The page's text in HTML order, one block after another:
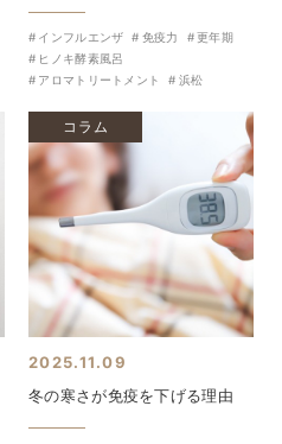
インフルエンザ 免疫力
更年期
ヒノキ酵素風呂
アロマトリートメント
浜松
コラム
2025.11.09
冬の寒さが免疫を下げる理由